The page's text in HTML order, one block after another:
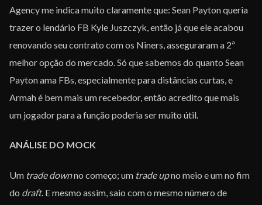
Agency me indica muito claramente que: Sean Payton queria
trazer o lendário FB Kyle Juszczyk, então já que ele acabou
renovando seu contrato com os Niners, asseguraram a 2ª
melhor opção do mercado. Só que sabemos do quanto Sean
Payton ama FBs, especialmente para distâncias curtas, e
Armah é bem mais um recebedor, então acredito que mais
um jogador para a função poderia ser muito útil.
ANÁLISE DO MOCK
Um trade downno começo; um trade upno meio e um no fim
do draft. E mesmo assim, saio com o mesmo número de